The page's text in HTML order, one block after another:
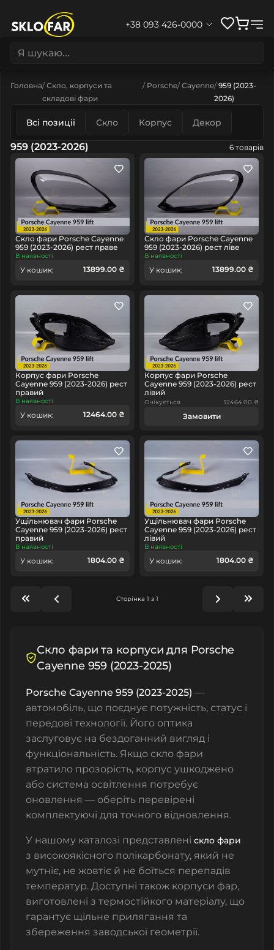
+38 093 426-0000
Головна Скло, корпуси та
складові фари
Porsche Cayenne 959 (2023-
2026)
Всі позиції Скло Корпус Декор
959 (2023-2026) 6 товарів
Скло фари Porsche Cayenne
959 (2023-2026) рест праве
В наявності
У кошик: 13899.00 ₴
Скло фари Porsche Cayenne
959 (2023-2026) рест ліве
В наявності
У кошик: 13899.00 ₴
Корпус фари Porsche
Cayenne 959 (2023-2026) рест
правий
В наявності
У кошик: 12464.00 ₴
Корпус фари Porsche
Cayenne 959 (2023-2026) рест
лівий
Очікується 12464.00 ₴
Замовити
Ущільнювач фари Porsche
Cayenne 959 (2023-2026) рест
правий
В наявності
У кошик: 1804.00 ₴
Ущільнювач фари Porsche
Cayenne 959 (2023-2026) рест
лівий
В наявності
У кошик: 1804.00 ₴
Сторінка 1 з 1
Скло фари та корпуси для Porsche
Cayenne 959 (2023-2025)
Porsche Cayenne 959 (2023-2025) —
автомобіль, що поєднує потужність, статус і
передові технології. Його оптика
заслуговує на бездоганний вигляд і
функціональність. Якщо скло фари
втратило прозорість, корпус ушкоджено
або система освітлення потребує
оновлення — оберіть перевірені
комплектуючі для точного відновлення.
У нашому каталозі представлені скло фари
з високоякісного полікарбонату, який не
мутніє, не жовтіє й не боїться перепадів
температур. Доступні також корпуси фар,
виготовлені з термостійкого матеріалу, що
гарантує щільне прилягання та
збереження заводської геометрії.